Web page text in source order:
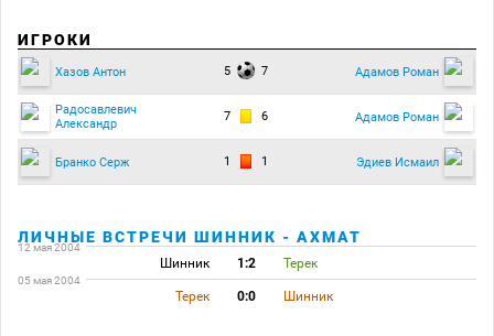
ИГРОКИ
Хазов Антон 5 7 Адамов Роман
Радосавлевич
Александр
7 6 Адамов Роман
Бранко Серж 1 1 Эдиев Исмаил
ЛИЧНЫЕ ВСТРЕЧИ ШИННИК - АХМАТ
12 мая 2004
Шинник 1:2 Терек
05 мая 2004
Терек 0:0 Шинник